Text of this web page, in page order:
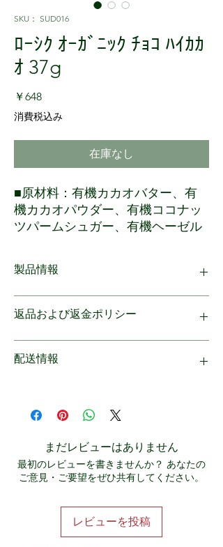
SKU： SUD016
ﾛｰｼｸ ｵｰｶﾞﾆｯｸ ﾁｮｺ ﾊｲｶｶ
ｵ 37g
￥648価格
消費税込み
在庫なし
■原材料：有機カカオバター、有
機カカオパウダー、有機ココナッ
ツパームシュガー、有機ヘーゼル
■保存方法：常温（28℃以下）
37ｇ
原産国 エストニア
輸入者 （株）トレテス 兵庫県
製品情報
EUオーガニック取得。完全ビーガン仕様。
作った究極のローチョコレート
コレートとは思えない驚きのくちどけ。
返品および返金ポリシー
がございましたら商品到着後すぐにご返品を
配送情報
国内送料無料です。 代金引換でのお支払い
も可能です。
まだレビューはありません
最初のレビューを書きませんか？ あなたの
ご意見・ご要望をぜひ共有してください。
レビューを投稿